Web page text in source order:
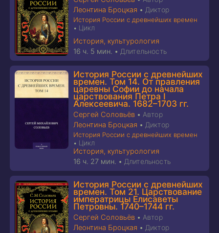
Леонтина Броцкая • Диктор
История России с древнейших времен
• Цикл
История, культурология
16 ч. 5 мин. • Длительность
История России с древнейших
времен. Том 14. От правления
царевны Софии до начала
царствования Петра I
Алексеевича. 1682–1703 гг.
Сергей Соловьёв • Автор
Леонтина Броцкая • Диктор
История России с древнейших времен
• Цикл
История, культурология
16 ч. 27 мин. • Длительность
История России с древнейших
времен. Том 21. Царствование
императрицы Елисаветы
Петровны. 1740–1744 гг.
Сергей Соловьёв • Автор
Леонтина Броцкая • Диктор